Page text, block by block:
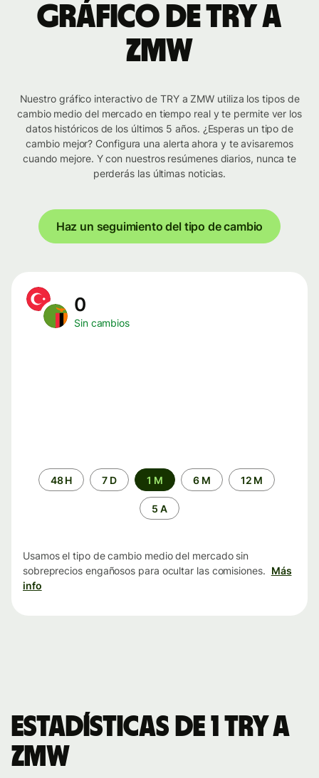
Gráfico de TRY a
ZMW
Nuestro gráfico interactivo de TRY a ZMW utiliza los tipos de
cambio medio del mercado en tiempo real y te permite ver los
datos históricos de los últimos 5 años. ¿Esperas un tipo de
cambio mejor? Configura una alerta ahora y te avisaremos
cuando mejore. Y con nuestros resúmenes diarios, nunca te
perderás las últimas noticias.
Haz un seguimiento del tipo de cambio
0
Sin cambios
Periodo48 H 7 D 1 M 6 M 12 M
5 A
Usamos el tipo de cambio medio del mercado sin
sobreprecios engañosos para ocultar las comisiones. Más
info
Estadísticas de 1 TRY a
ZMW